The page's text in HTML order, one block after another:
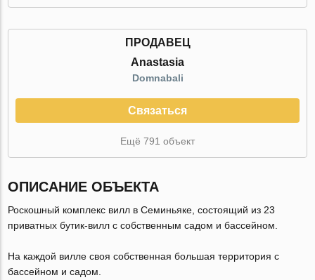
ПРОДАВЕЦ
Anastasia
Domnabali
Связаться
Ещё 791 объект
ОПИСАНИЕ ОБЪЕКТА
Роскошный комплекс вилл в Семиньяке, состоящий из 23
приватных бутик-вилл с собственным садом и бассейном.
На каждой вилле своя собственная большая территория с
бассейном и садом.